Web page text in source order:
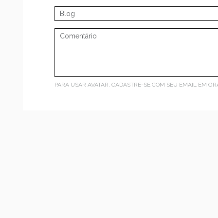
PARA USAR AVATAR, CADASTRE-SE COM SEU EMAIL EM